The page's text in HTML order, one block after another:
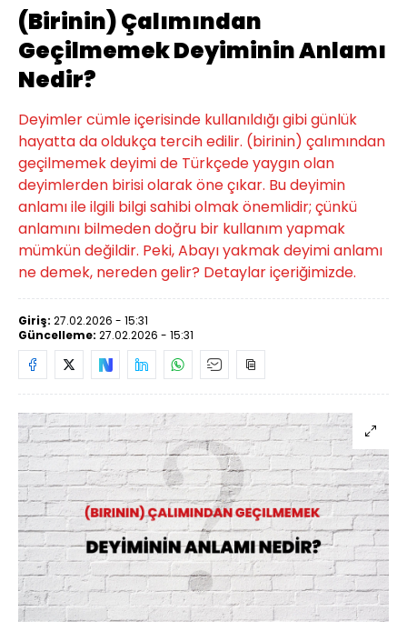
(Birinin) Çalımından
Geçilmemek Deyiminin Anlamı
Nedir?
Deyimler cümle içerisinde kullanıldığı gibi günlük
hayatta da oldukça tercih edilir. (birinin) çalımından
geçilmemek deyimi de Türkçede yaygın olan
deyimlerden birisi olarak öne çıkar. Bu deyimin
anlamı ile ilgili bilgi sahibi olmak önemlidir; çünkü
anlamını bilmeden doğru bir kullanım yapmak
mümkün değildir. Peki, Abayı yakmak deyimi anlamı
ne demek, nereden gelir? Detaylar içeriğimizde.
Giriş: 27.02.2026 - 15:31
Güncelleme: 27.02.2026 - 15:31